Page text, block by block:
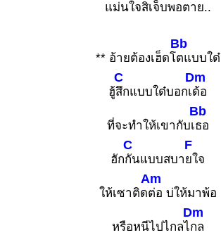
แม่นใจสิเจ็บพอตาย..
** อ้ายต้องเฮ็ดโ
Bb
ตแบบใด๋
ฮู้
C
สึกแบบใด๋บอกเ
Dm
ด้อ
ที่จะทำให้เขากับเ
Bb
ธอ
ฮัก
C
กันแบบสบา
F
ยใจ
ให้เซาติด
Am
ต่อ บ่ให้มาพ้อ
หรือหนีไปไกลไ
Dm
กล